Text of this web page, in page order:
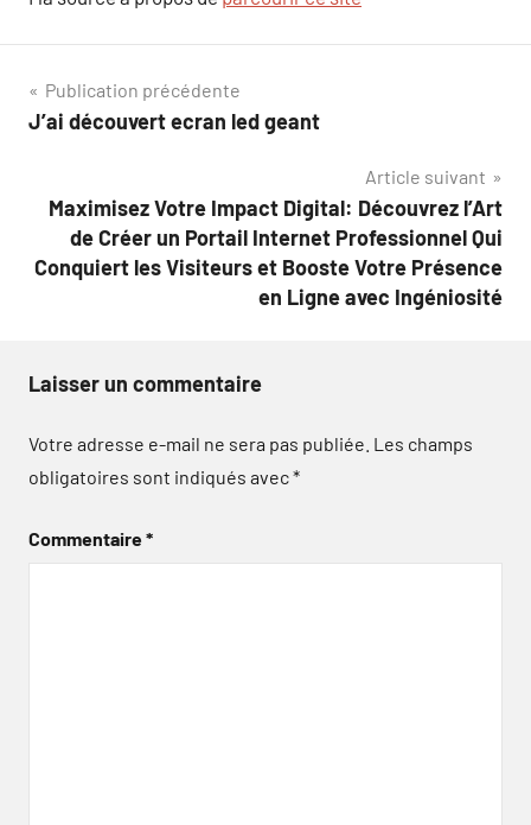
Navigation
de
Publication précédente
J’ai découvert ecran led geant
Article suivant
Maximisez Votre Impact Digital: Découvrez l’Art
de Créer un Portail Internet Professionnel Qui
Conquiert les Visiteurs et Booste Votre Présence
en Ligne avec Ingéniosité
Laisser un commentaire
Votre adresse e-mail ne sera pas publiée. Les champs
obligatoires sont indiqués avec*
Commentaire*